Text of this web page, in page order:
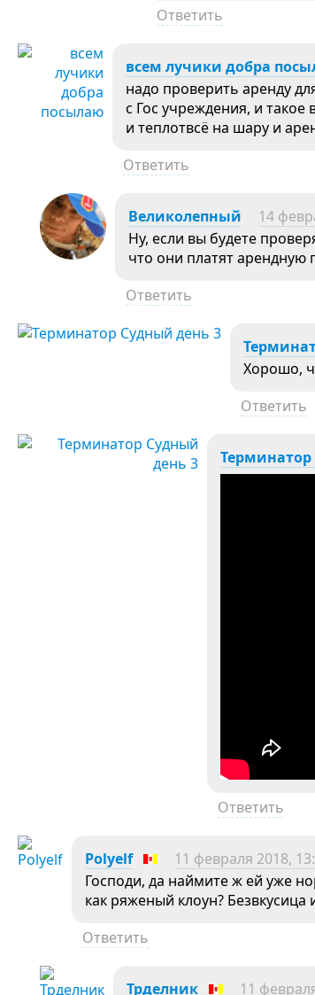
Ответить
всем лучики добра
надо проверить аренду
с Гос учреждения, и
и теплотвсё на шару и
Ответить
Великолепный 14
Ну, если вы будете
что они платят арендную
Ответить
Хорошо,
Ответить
Ответить
Polyelf 11 февраля 2018,
Господи, да наймите ж ей уже
как ряженый клоун? Безвкусица
Ответить
Трделник 11